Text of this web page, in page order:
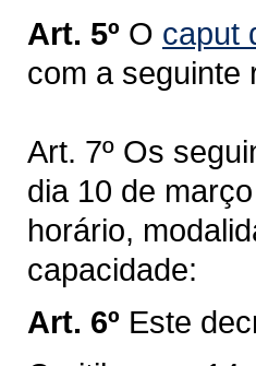
Art. 5º O caput
com a seguinte
Art. 7º Os
dia 10 de
horário,
capacidade:
Art. 6º Este